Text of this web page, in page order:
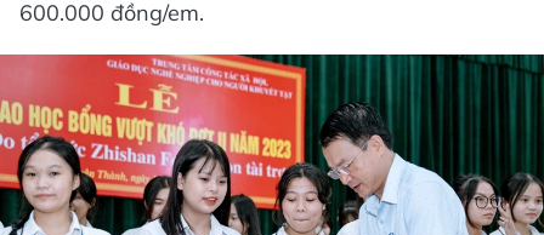
600.000 đồng/em.